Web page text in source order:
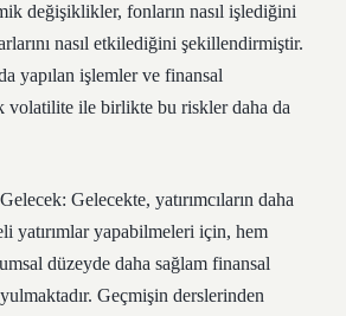
değişiklikler, fonların nasıl işlediğini
nasıl etkilediğini şekillendirmiştir.
yapılan işlemler ve finansal
volatilite ile birlikte bu riskler daha da
Gelecekte, yatırımcıların daha
yatırımlar yapabilmeleri için, hem
düzeyde daha sağlam finansal
Geçmişin derslerinden